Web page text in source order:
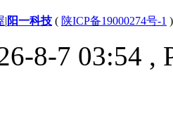
| 阳一科技 ( 陕ICP备19000274号-1 )
8-7 03:54 ,